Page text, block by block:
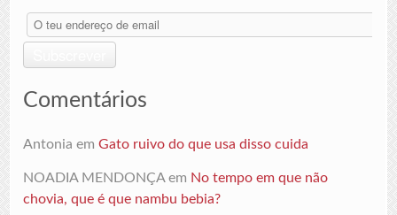
O
teu
de
email
Comentários
Antonia emGato ruivo do que usa disso cuida
NOADIA MENDONÇAem No tempo em que não
chovia, que é que nambu bebia?